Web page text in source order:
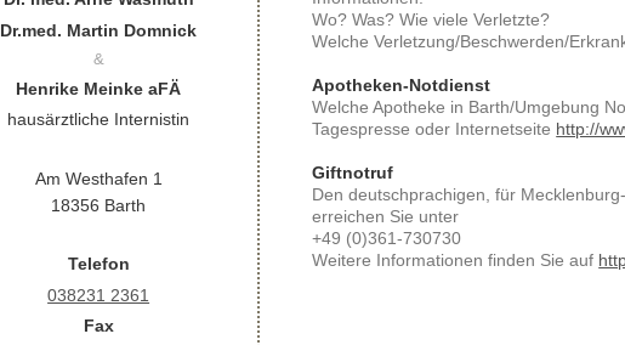
Wo? Was? Wie viele Verletzte?
Welche Verletzung/Beschwerden/
Apotheken-Notdienst
Welche Apotheke in Barth/Umgebung
Tagespresse oder Internetseite http://
Giftnotruf
Den deutschprachigen, für
erreichen Sie unter
+49 (0)361-730730
Weitere Informationen finden Sie auf
Dr.med. Martin Domnick
&
Henrike Meinke aFÄ
hausärztliche Internistin
Am Westhafen 1
18356 Barth
Telefon
038231 2361
Fax